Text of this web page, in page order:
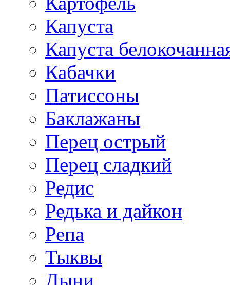
Капуста
Капуста
Кабачки
Патиссоны
Баклажаны
Перец острый
Перец сладкий
Редис
Редька и дайкон
Репа
Тыквы
Дыни